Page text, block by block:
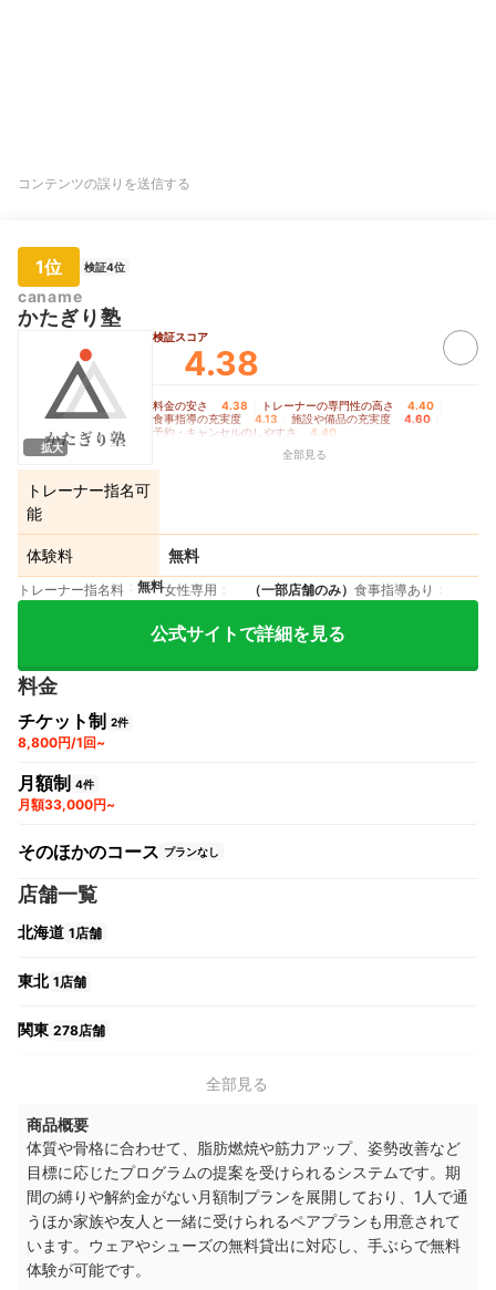
コンテンツの誤りを送信する
1位 検証4位
caname
かたぎり塾
拡大
検証スコア
4.38
料金の安さ 4.38 トレーナーの専門性の高さ 4.40
食事指導の充実度 4.13 施設や備品の充実度 4.60
予約・キャンセルのしやすさ
4.40
全部見る
トレーナー指名可
能
体験料 無料
トレーナー指名料 無料女性専用 （一部店舗のみ） 食事指導あり
公式サイトで詳細を見る
料金
チケット制 2件
8,800円/1回~
月額制 4件
月額33,000円~
そのほかのコース プランなし
店舗一覧
北海道 1店舗
東北 1店舗
関東 278店舗
関西 36店舗
全部見る
商品概要
体質や骨格に合わせて、脂肪燃焼や筋力アップ、姿勢改善など
目標に応じたプログラムの提案を受けられるシステムです。期
間の縛りや解約金がない月額制プランを展開しており、1人で通
うほか家族や友人と一緒に受けられるペアプランも用意されて
います。ウェアやシューズの無料貸出に対応し、手ぶらで無料
体験が可能です。